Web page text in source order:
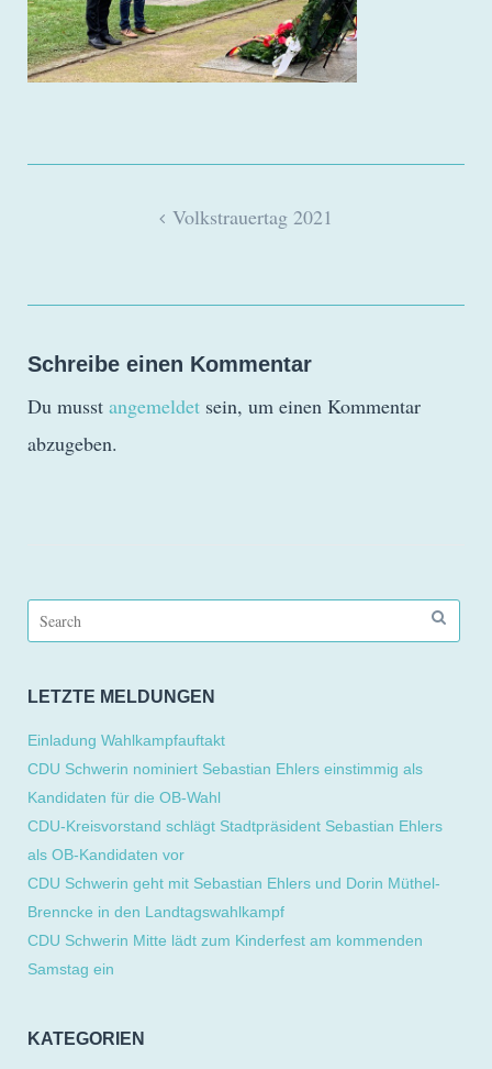
Beitragsnavigation
Volkstrauertag 2021
Schreibe einen Kommentar
Du musst angemeldetsein, um einen Kommentar
abzugeben.
for:
LETZTE MELDUNGEN
Einladung Wahlkampfauftakt
CDU Schwerin nominiert Sebastian Ehlers einstimmig als
Kandidaten für die OB-Wahl
CDU-Kreisvorstand schlägt Stadtpräsident Sebastian Ehlers
als OB-Kandidaten vor
CDU Schwerin geht mit Sebastian Ehlers und Dorin Müthel-
Brenncke in den Landtagswahlkampf
CDU Schwerin Mitte lädt zum Kinderfest am kommenden
Samstag ein
KATEGORIEN